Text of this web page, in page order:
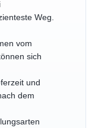
Weg.
vom
sich
und
dem